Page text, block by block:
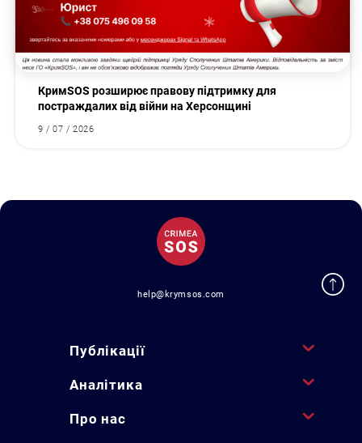
КримSOS розширює правову підтримку для
постраждалих від війни на Херсонщині
9 / 07 / 2026
help@krymsos.com
Публікації
Аналітика
Про нас